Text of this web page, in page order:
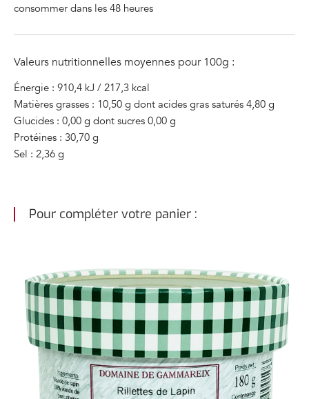
consommer dans les 48 heures
Valeurs nutritionnelles moyennes pour 100g :
Énergie : 910,4 kJ / 217,3 kcal
Matières grasses : 10,50 g dont acides gras saturés 4,80 g
Glucides : 0,00 g dont sucres 0,00 g
Protéines : 30,70 g
Sel : 2,36 g
Pour compléter votre panier :